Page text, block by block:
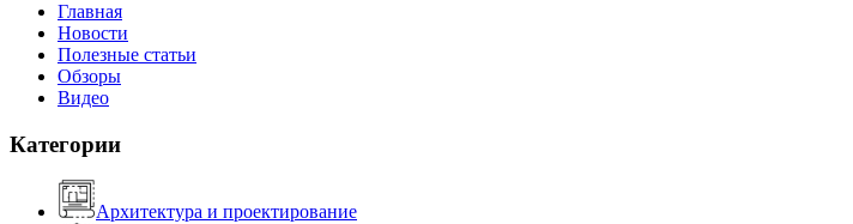
Главная
Новости
Полезные статьи
Обзоры
Видео
Категории
Архитектура и проектирование